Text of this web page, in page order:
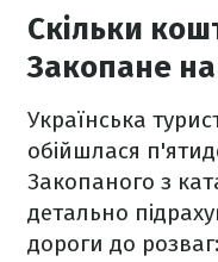
Скільки
Закопане на
Українська
обійшлася
Закопаного з
детально
дороги до розваг: